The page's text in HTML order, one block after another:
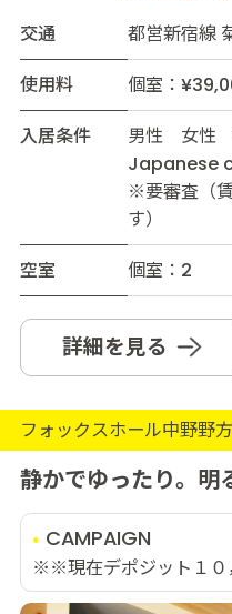
交通
都営新宿線
使用料
個室：
入居条件
男性 女性
Japanese
※要審査（
す）
空室
個室：2
詳細を見る
フォックスホール中野野
静かでゆったり。明
CAMPAIGN
※※現在デポジット１